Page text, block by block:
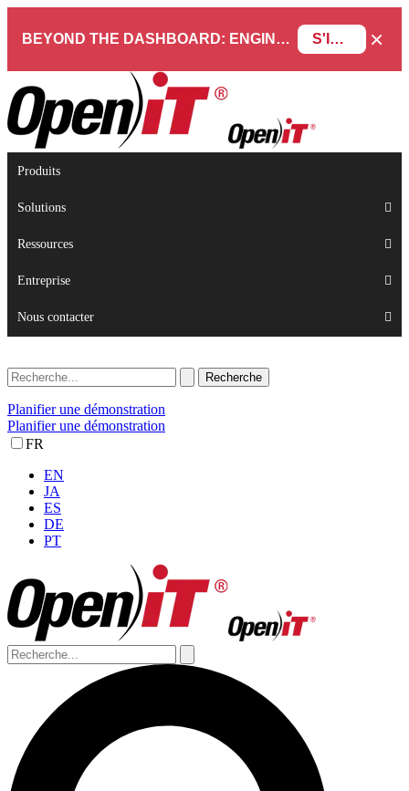
BEYOND THE DASHBOARD: ENGINEERING SOFTWARE IN SERVICENOW WEBINAR S'INSCRIRE ×
Produits
Solutions
Ressources
Entreprise
Nous contacter
Planifier une démonstration
Planifier une démonstration
FR
EN
JA
ES
DE
PT